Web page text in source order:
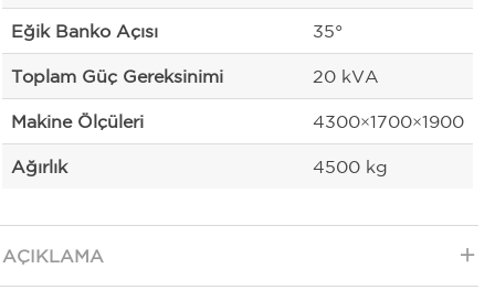
Eğik Banko Açısı 35°
Toplam Güç Gereksinimi 20 kVA
Makine Ölçüleri 4300×1700×1900
Ağırlık 4500 kg
AÇIKLAMA